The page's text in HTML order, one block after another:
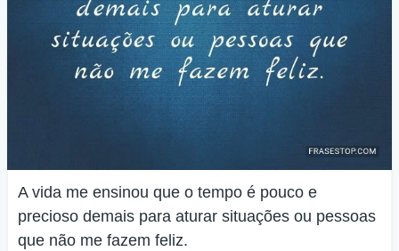
A vida me ensinou que o tempo é pouco e
precioso demais para aturar situações ou pessoas
que não me fazem feliz.